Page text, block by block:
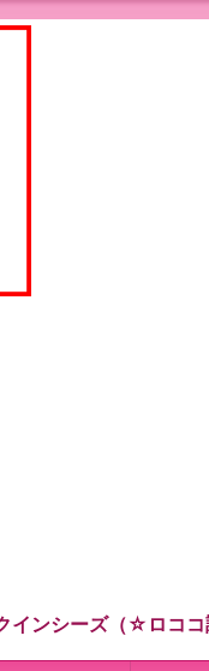
インシーズ（☆ロコ